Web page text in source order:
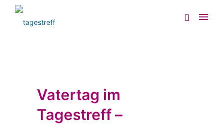
Vatertag im
Tagestreff –